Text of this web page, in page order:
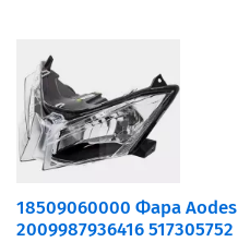
18509060000 Фара Aodes
2009987936416 517305752